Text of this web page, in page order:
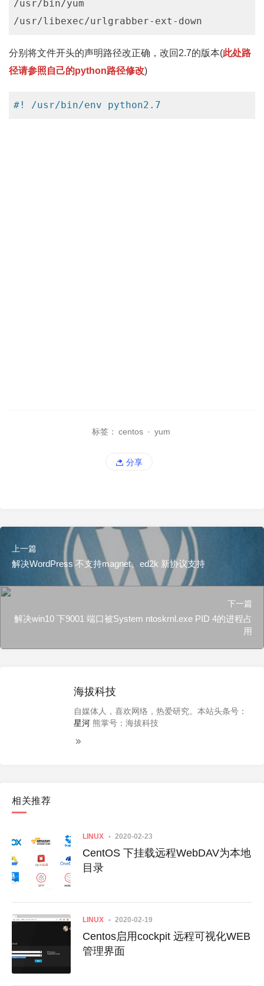
/usr/bin/yum
/usr/libexec/urlgrabber-ext-down
分别将文件开头的声明路径改正确，改回2.7的版本(此处路
径请参照自己的python路径修改)
#! /usr/bin/env python2.7
标签： centos · yum
分享
上一篇
解决WordPress 不支持magnet、ed2k 新协议支持
下一篇
解决win10 下9001 端口被System ntoskrnl.exe PID 4的进程占
用
海拔科技
自媒体人，喜欢网络，热爱研究。本站头条号：
星河 熊掌号：海拔科技
相关推荐
LINUX 2020-02-23
CentOS 下挂载远程WebDAV为本地
目录
LINUX 2020-02-19
Centos启用cockpit 远程可视化WEB
管理界面